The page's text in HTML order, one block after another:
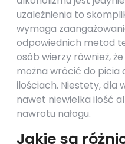
uzależnienia to
wymaga
odpowiednich metod
osób wierzy również,
można wrócić do picia
ilościach. Niestety, dla
nawet niewielka ilość
nawrotu nałogu.
Jakie są